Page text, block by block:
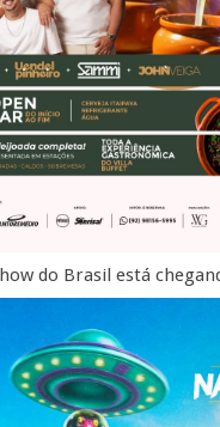
do Brasil está